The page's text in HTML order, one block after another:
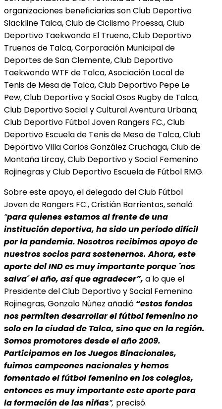
organizaciones beneficiarias son Club Deportivo
Slackline Talca, Club de Ciclismo Proessa, Club
Deportivo Taekwondo El Trueno, Club Deportivo
Truenos de Talca, Corporación Municipal de
Deportes de San Clemente, Club Deportivo
Taekwondo WTF de Talca, Asociación Local de
Tenis de Mesa de Talca, Club Deportivo Pepe Le
Pew, Club Deportivo y Social Osos Rugby de Talca,
Club Deportivo Social y Cultural Aventura Urbana;
Club Deportivo Fútbol Joven Rangers FC., Club
Deportivo Escuela de Tenis de Mesa de Talca, Club
Deportivo Villa Carlos González Cruchaga, Club de
Montaña Lircay, Club Deportivo y Social Femenino
Rojinegras y Club Deportivo Escuela de Fútbol RMG.
Sobre este apoyo, el delegado del Club Fútbol
Joven de Rangers FC., Cristián Barrientos, señaló
“para quienes estamos al frente de una
institución deportiva, ha sido un período difícil
por la pandemia. Nosotros recibimos apoyo de
nuestros socios para sostenernos. Ahora, este
aporte del IND es muy importante porque ´nos
salva´ el año, así que agradecer”, a lo que el
Presidente del Club Deportivo y Social Femenino
Rojinegras, Gonzalo Núñez añadió “estos fondos
nos permiten desarrollar el fútbol femenino no
solo en la ciudad de Talca, sino que en la región.
Somos promotores desde el año 2009.
Participamos en los Juegos Binacionales,
fuimos campeones nacionales y hemos
fomentado el fútbol femenino en los colegios,
entonces es muy importante este aporte para
la formación de las niñas”, precisó.